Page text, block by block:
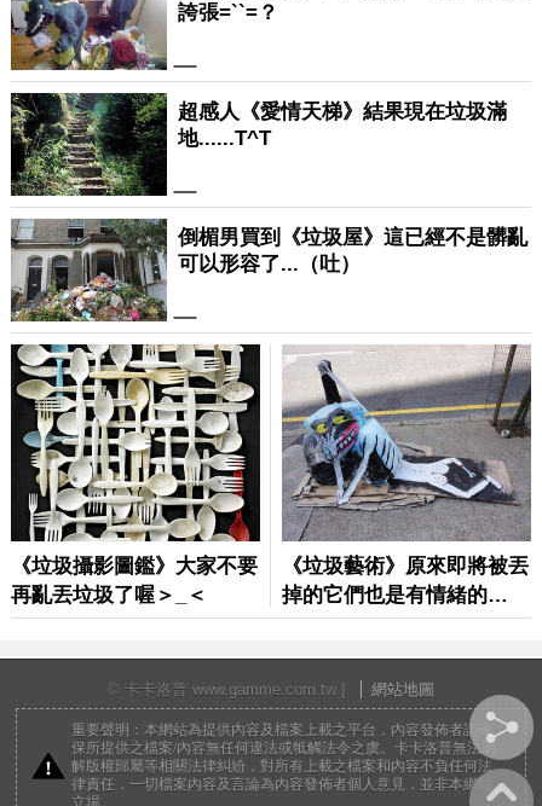
© 卡卡洛普 www.gamme.com.tw | 網站地圖
重要聲明：本網站為提供內容及檔案上載之平台，內容發佈者請確
保所提供之檔案/內容無任何違法或牴觸法令之虞。卡卡洛普無法調
解版權歸屬等相關法律糾紛，對所有上載之檔案和內容不負任何法
律責任，一切檔案內容及言論為內容發佈者個人意見，並非本網站
立場。